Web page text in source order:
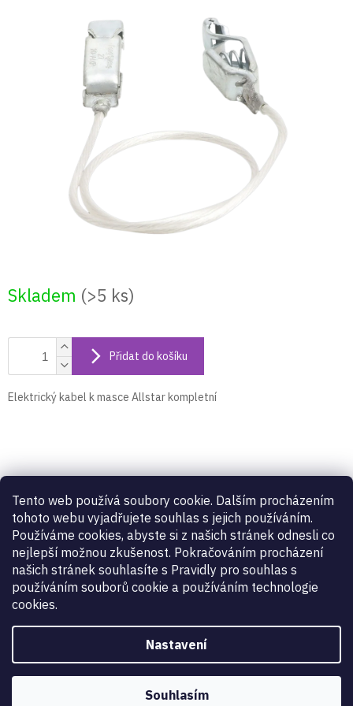
Tento web používá soubory cookie. Dalším procházením
tohoto webu vyjadřujete souhlas s jejich používáním.
Používáme cookies, abyste si z našich stránek odnesli co
nejlepší možnou zkušenost. Pokračováním procházení
našich stránek souhlasíte s Pravidly pro souhlas s
používáním souborů cookie a používáním technologie
cookies.
Nastavení
Souhlasím
Skladem (>5 ks)
Přidat do košíku
Elektrický kabel k masce Allstar kompletní
Elektrický kabelkmasceAllstar kompletní
Doplňkové parametry
Kategorie
Záruka:
2 roky
,šavle
kód výrobce: MK